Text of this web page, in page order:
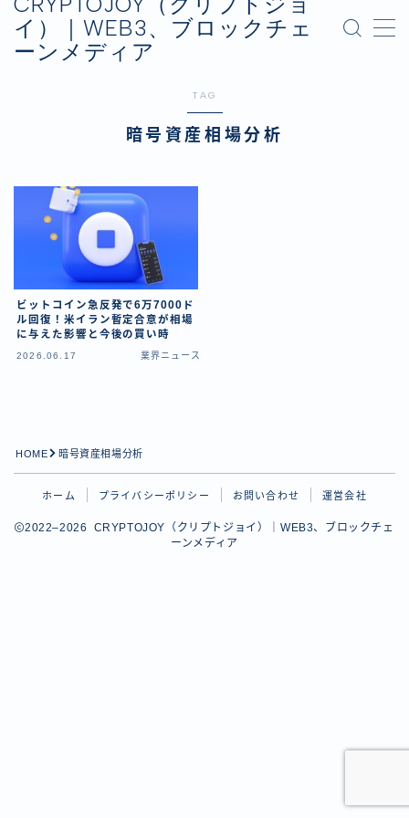
イ）｜WEB3、ブロックチェ
ーンメディア
MENU
TAG
暗号資産相場分析
ビットコイン急反発で6万7000ド
ル回復！米イラン暫定合意が相場
に与えた影響と今後の買い時
2026.06.17 業界ニュース
HOME 暗号資産相場分析
ホーム プライバシーポリシー お問い合わせ 運営会社
2022–2026 CRYPTOJOY（クリプトジョイ）｜WEB3、ブロックチェ
ーンメディア